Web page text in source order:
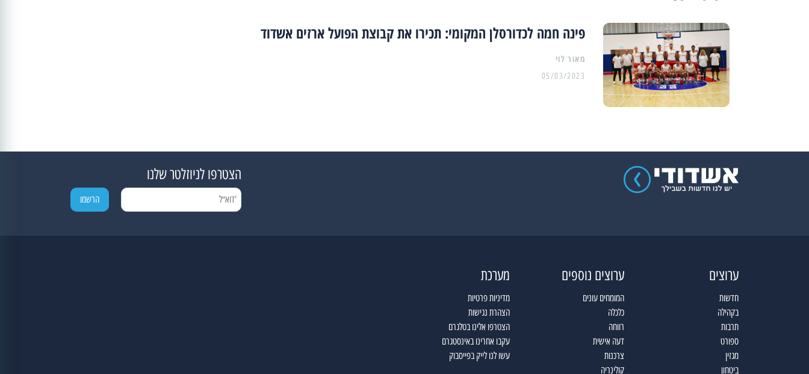
פינה חמה לכדורסלן המקומי: תכירו את קבוצת הפועל ארזים אשדוד
מאור לוי
05/03/2023
הצטרפו לניוזלטר שלנו
ערוצים
חדשות
בקהילה
תרבות
ספורט
מגזין
ביטחון
ערוצים נוספים
המומחים עונים
כלכלה
רווחה
דעה אישית
צרכנות
קולינריה
מערכת
מדיניות פרטיות
הצהרת נגישות
הצטרפו אלינו בטלגרם
עקבו אחרינו באינסטגרם
עשו לנו לייק בפייסבוק